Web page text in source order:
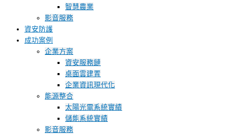
智慧農業
影音服務
資安防護
成功案例
企業方案
資安服務鏈
桌面雲建置
企業資訊現代化
能源整合
太陽光電系統實績
儲能系統實績
影音服務